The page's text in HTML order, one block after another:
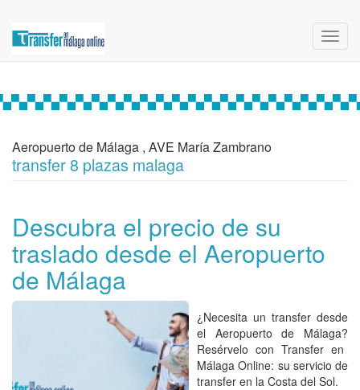
Aeropuerto de Málaga , AVE María Zambrano
transfer 8 plazas malaga
Descubra el precio de su
traslado desde el Aeropuerto
de Málaga
¿Necesita un transfer desde
el Aeropuerto de Málaga?
Resérvelo con Transfer en
Málaga Online: su servicio de
transfer en la Costa del Sol.